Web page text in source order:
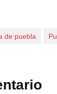
de puebla